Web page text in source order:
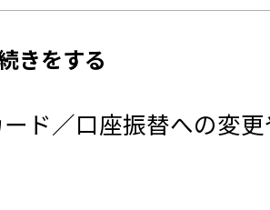
きをする
ド／口座振替への変